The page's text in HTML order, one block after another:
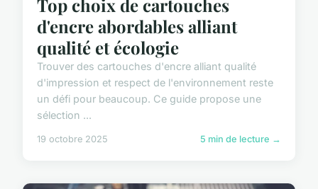
Top choix de cartouches
d'encre abordables alliant
qualité et écologie
Trouver des cartouches d'encre alliant qualité
d'impression et respect de l'environnement reste
un défi pour beaucoup. Ce guide propose une
sélection ...
19 octobre 2025 5 min de lecture →